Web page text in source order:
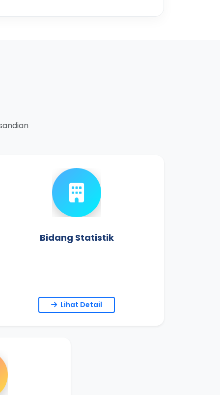
Bidang Statistik
Lihat Detail